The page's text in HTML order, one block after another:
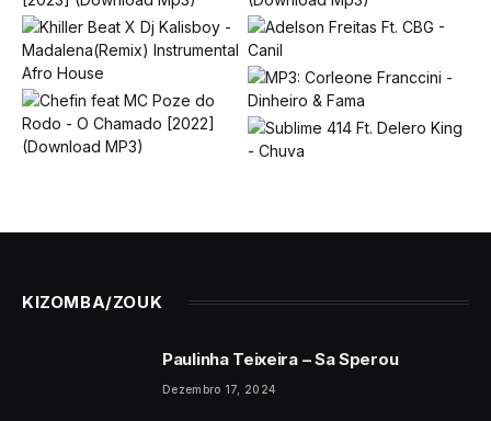
KIZOMBA/ZOUK
Paulinha Teixeira – Sa Sperou
Dezembro 17, 2024